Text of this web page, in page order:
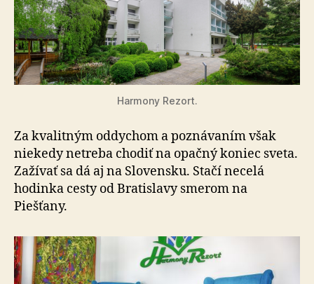
Harmony Rezort.
Za kvalitným oddychom a poznávaním však
niekedy ne­tre­ba chodiť na opačný koniec sveta.
Zažívať sa dá aj na Slovensku. Stačí necelá
hodinka cesty od Bratislavy sme­rom na
Piešťany.